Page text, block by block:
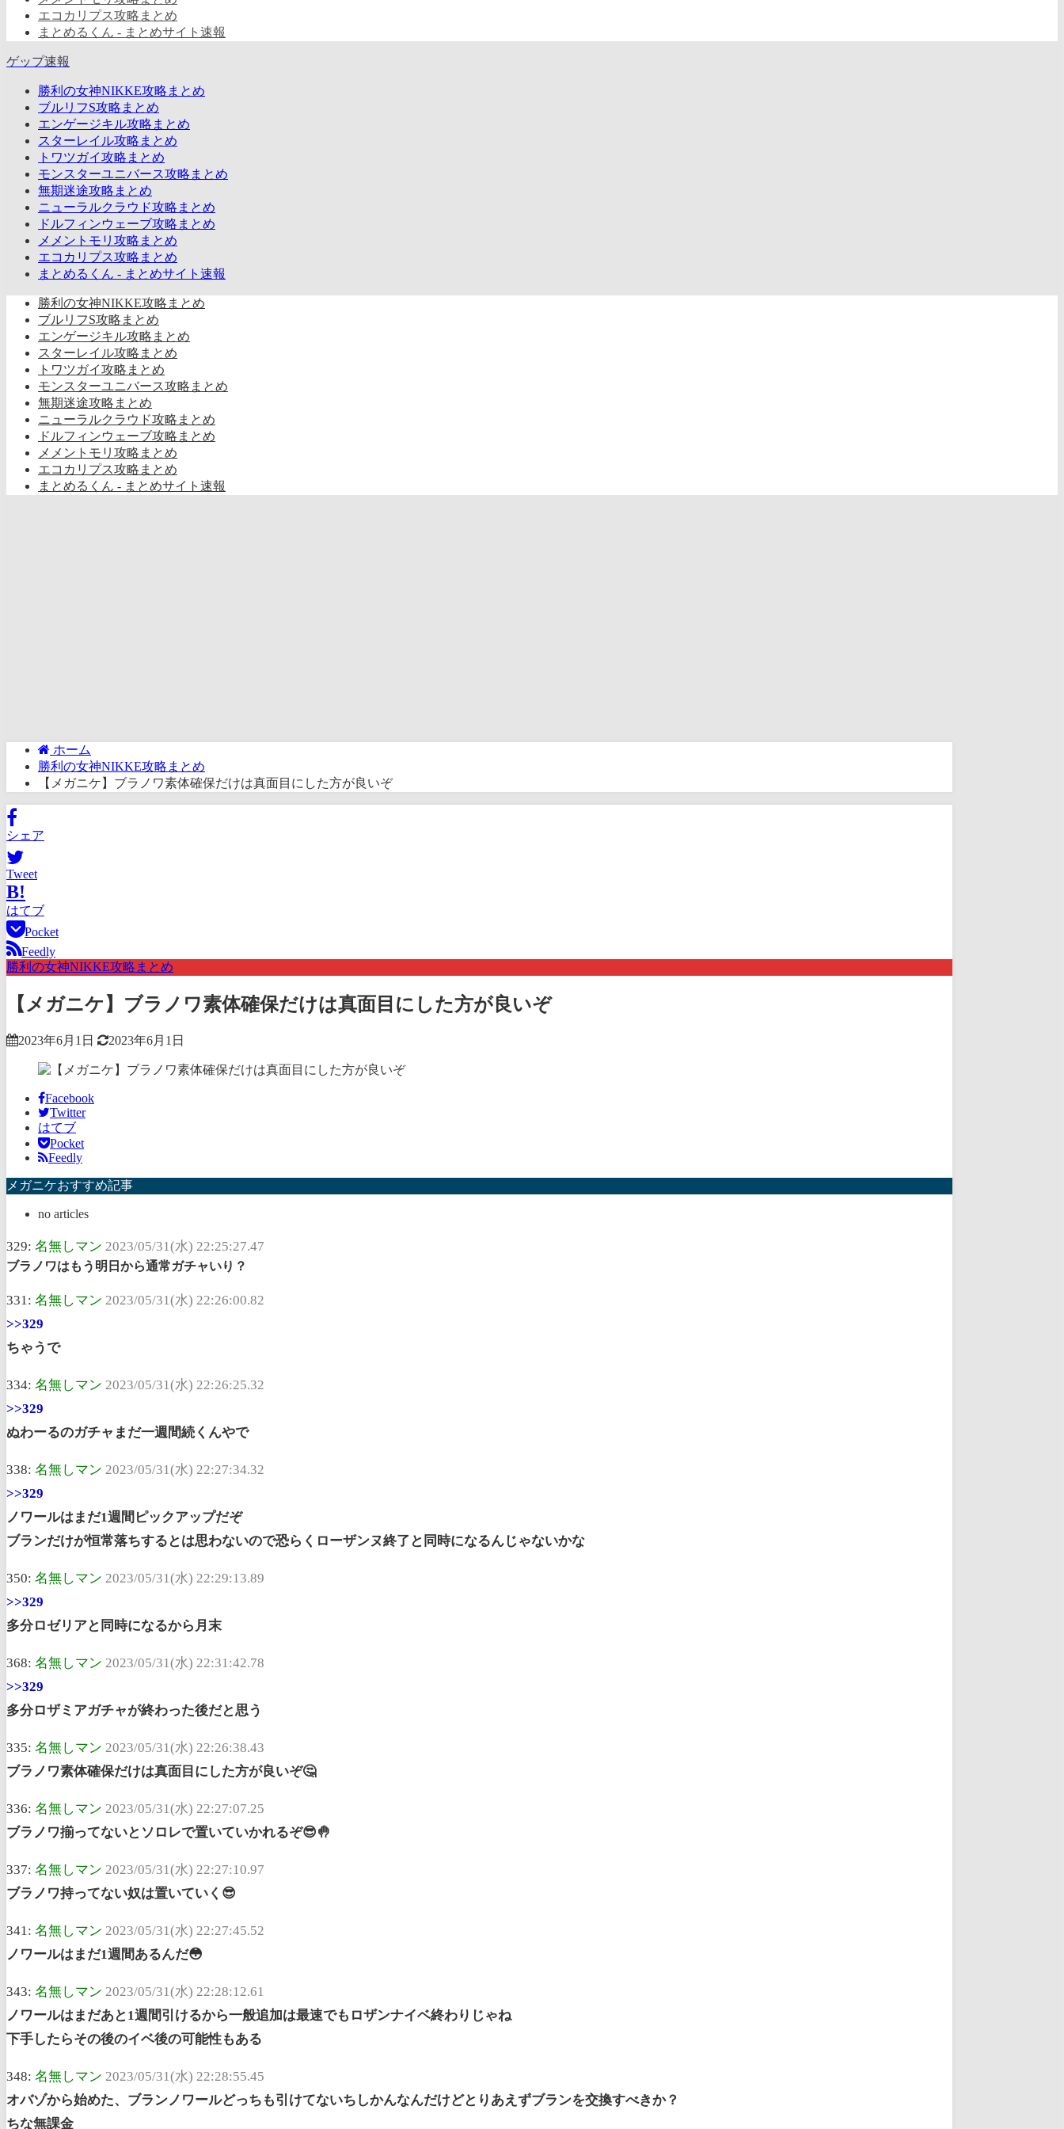
エコカリプス攻略まとめ
まとめるくん - まとめサイト速報
ゲップ速報
勝利の女神NIKKE攻略まとめ
ブルリフS攻略まとめ
エンゲージキル攻略まとめ
スターレイル攻略まとめ
トワツガイ攻略まとめ
モンスターユニバース攻略まとめ
無期迷途攻略まとめ
ニューラルクラウド攻略まとめ
ドルフィンウェーブ攻略まとめ
メメントモリ攻略まとめ
エコカリプス攻略まとめ
まとめるくん - まとめサイト速報
勝利の女神NIKKE攻略まとめ
ブルリフS攻略まとめ
エンゲージキル攻略まとめ
スターレイル攻略まとめ
トワツガイ攻略まとめ
モンスターユニバース攻略まとめ
無期迷途攻略まとめ
ニューラルクラウド攻略まとめ
ドルフィンウェーブ攻略まとめ
メメントモリ攻略まとめ
エコカリプス攻略まとめ
まとめるくん - まとめサイト速報
ホーム
勝利の女神NIKKE攻略まとめ
【メガニケ】ブラノワ素体確保だけは真面目にした方が良いぞ
シェア
Tweet
B!
はてブ
Pocket
Feedly
勝利の女神NIKKE攻略まとめ
【メガニケ】ブラノワ素体確保だけは真面目にした方が良いぞ
2023年6月1日 2023年6月1日
Facebook
Twitter
はてブ
Pocket
Feedly
メガニケおすすめ記事
no articles
329: 名無しマン 2023/05/31(水) 22:25:27.47
ブラノワはもう明日から通常ガチャいり？
331: 名無しマン 2023/05/31(水) 22:26:00.82
>>329
ちゃうで
334: 名無しマン 2023/05/31(水) 22:26:25.32
>>329
ぬわーるのガチャまだ一週間続くんやで
338: 名無しマン 2023/05/31(水) 22:27:34.32
>>329
ノワールはまだ1週間ピックアップだぞ
ブランだけが恒常落ちするとは思わないので恐らくローザンヌ終了と同時になるんじゃないかな
350: 名無しマン 2023/05/31(水) 22:29:13.89
>>329
多分ロゼリアと同時になるから月末
368: 名無しマン 2023/05/31(水) 22:31:42.78
>>329
多分ロザミアガチャが終わった後だと思う
335: 名無しマン 2023/05/31(水) 22:26:38.43
ブラノワ素体確保だけは真面目にした方が良いぞ🤔
336: 名無しマン 2023/05/31(水) 22:27:07.25
ブラノワ揃ってないとソロレで置いていかれるぞ😎🤚
337: 名無しマン 2023/05/31(水) 22:27:10.97
ブラノワ持ってない奴は置いていく😎
341: 名無しマン 2023/05/31(水) 22:27:45.52
ノワールはまだ1週間あるんだ😳
343: 名無しマン 2023/05/31(水) 22:28:12.61
ノワールはまだあと1週間引けるから一般追加は最速でもロザンナイベ終わりじゃね
下手したらその後のイベ後の可能性もある
348: 名無しマン 2023/05/31(水) 22:28:55.45
オバゾから始めた、ブランノワールどっちも引けてないちしかんなんだけどとりあえずブランを交換すべきか？
ちな無課金